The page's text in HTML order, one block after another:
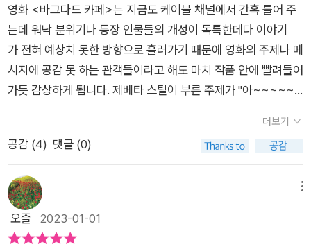
나지만 어쩌면 불멸의 사랑이라는 것이 존재한다면 이와같은 것
이 아닐까... 생각에 잠기게 된다.
아는 존재. 그렇게 환한 햇살 같은 사람, 당신을 지금이라도 만나
러 가고 싶다고 생각합니다. 인가의 고독이란 얼마나 아름답고 또
무서운 것인가? 삶의 송두리째 불태우다간 사람들의 이름을 불
러봅니다. (-160-)그날 나는 소호에 있는 안젤리카 극장에서 영
화 <바그다드 카페>를 보았습니다. 영화속에서 마술을 하는 뚱
뚱한 여주인공이 마치 나 자신 같다는 생각을 하면서요. 외로움은
참 엉뚱한 상상을 불러일으킵니다. 낯선 당신보다 남펴니었던 사
참은 이 그림으로 인해 행복할 것 같다는 당신의 말과, 당신과 함
께 이 영화를 보고 잇다면 참 좋겠다는 그렇게 엉뚱한 생각에 위
로를 받았다면 믿으실까요? (-205-)디지털과 아날로그, 하나가
생겨나면, 하나가 자연스럽게 사라진다는 것은 때로는 아쉽고, 때
영화 <바그다드 카페>는 지금도 케이블 채널에서 간혹 틀어 주
는데 워낙 분위기나 등장 인물들의 개성이 독특한데다 이야기
가 전혀 예상치 못한 방향으로 흘러가기 때문에 영화의 주제나 메
시지에 공감 못 하는 관객들이라고 해도 마치 작품 안에 빨려들어
가듯 감상하게 됩니다. 제베타 스틸이 부른 주제가 "아~~~~~~
는 그 애절하면서도 몽환적인 가사와 곡조도 머리에 한번 들어오
면 도통 빠져나가질 않습니다. 이런 바그다드 카페가 어느
있고 신기하며 낭만적인 체험이긴 하겠으나 대단히 우울해
질 것 같기도 합니다. 영화 내용도 내용이었으니만큼 아마 부부
(미혼이라면 애인) 사이라는 것에 심각한 대미지가 오기도 하겠
더보기
공감 (4) 댓글 (0)
오즐 2023-01-01